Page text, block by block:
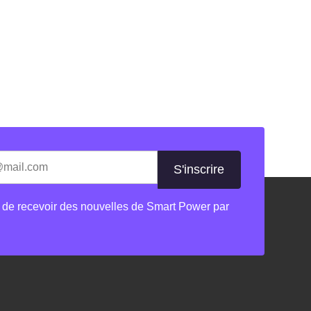
de recevoir des nouvelles de Smart Power par